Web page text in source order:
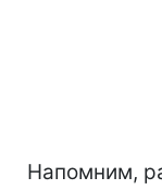
Напомним,